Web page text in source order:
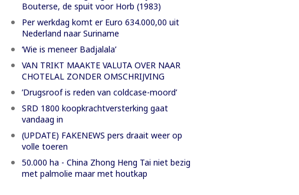
Bouterse, de spuit voor Horb (1983)
Per werkdag komt er Euro 634.000,00 uit
Nederland naar Suriname
‘Wie is meneer Badjalala’
VAN TRIKT MAAKTE VALUTA OVER NAAR
CHOTELAL ZONDER OMSCHRIJVING
’Drugsroof is reden van coldcase-moord’
SRD 1800 koopkrachtversterking gaat
vandaag in
(UPDATE) FAKENEWS pers draait weer op
volle toeren
50.000 ha - China Zhong Heng Tai niet bezig
met palmolie maar met houtkap